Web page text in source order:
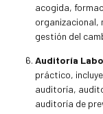
acogida,
organizacional,
gestión del
Auditoría
práctico,
auditoría,
auditoría de